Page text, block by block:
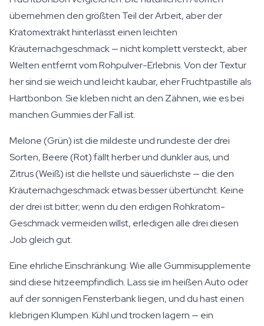
übernehmen den größten Teil der Arbeit, aber der
Kratomextrakt hinterlässt einen leichten
Kräuternachgeschmack — nicht komplett versteckt, aber
Welten entfernt vom Rohpulver-Erlebnis. Von der Textur
her sind sie weich und leicht kaubar, eher Fruchtpastille als
Hartbonbon. Sie kleben nicht an den Zähnen, wie es bei
manchen Gummies der Fall ist.
Melone (Grün) ist die mildeste und rundeste der drei
Sorten, Beere (Rot) fällt herber und dunkler aus, und
Zitrus (Weiß) ist die hellste und säuerlichste — die den
Kräuternachgeschmack etwas besser übertüncht. Keine
der drei ist bitter; wenn du den erdigen Rohkratom-
Geschmack vermeiden willst, erledigen alle drei diesen
Job gleich gut.
Eine ehrliche Einschränkung: Wie alle Gummisupplemente
sind diese hitzeempfindlich. Lass sie im heißen Auto oder
auf der sonnigen Fensterbank liegen, und du hast einen
klebrigen Klumpen. Kühl und trocken lagern — ein